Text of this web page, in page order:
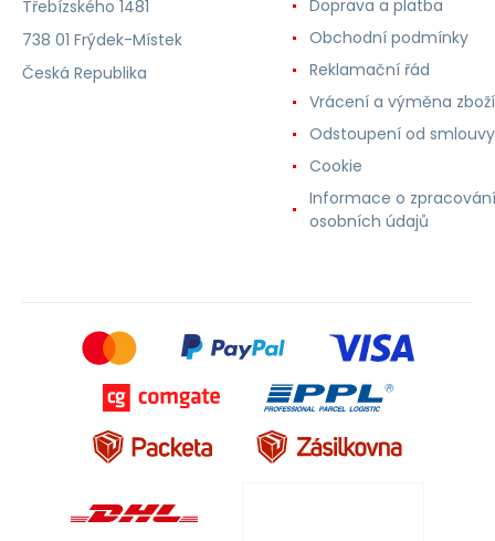
Třebízského 1481
738 01 Frýdek-Místek
Česká Republika
Doprava a platba
Obchodní podmínky
Reklamační řád
Vrácení a výměna zboží
Odstoupení od smlouvy
Cookie
Informace o zpracování
osobních údajů